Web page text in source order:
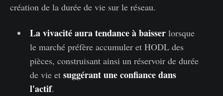
création de la durée de vie sur le réseau.
La vivacité aura tendance à baisserlorsque
le marché préfère accumuler et HODL des
pièces, construisant ainsi un réservoir de durée
de vie et suggérant une confiance dans
l'actif.